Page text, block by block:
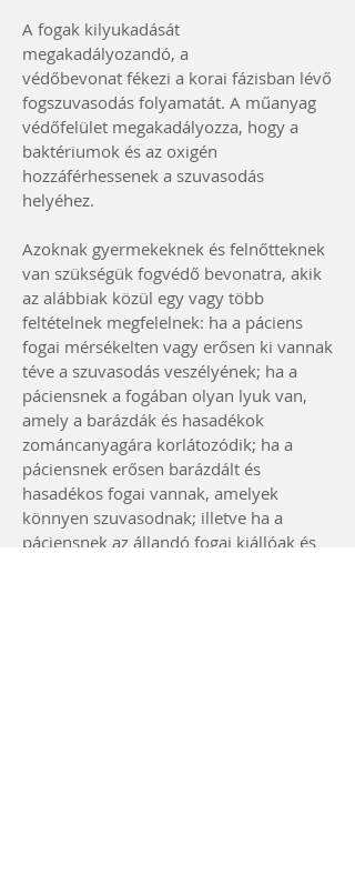
A fogak kilyukadását
megakadályozandó, a
védőbevonat fékezi a korai fázisban lévő
fogszuvasodás folyamatát. A műanyag
védőfelület megakadályozza, hogy a
baktériumok és az oxigén
hozzáférhessenek a szuvasodás
helyéhez.
Azoknak gyermekeknek és felnőtteknek
van szükségük fogvédő bevonatra, akik
az alábbiak közül egy vagy több
feltételnek megfelelnek: ha a páciens
fogai mérsékelten vagy erősen ki vannak
téve a szuvasodás veszélyének; ha a
páciensnek a fogában olyan lyuk van,
amely a barázdák és hasadékok
zománcanyagára korlátozódik; ha a
páciensnek erősen barázdált és
hasadékos fogai vannak, amelyek
könnyen szuvasodnak; illetve ha a
páciensnek az állandó fogai kiállóak és